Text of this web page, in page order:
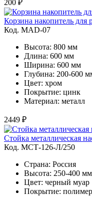
200 ₽
Корзина накопитель для
Код. MAD-07
Высота: 800 мм
Длина: 600 мм
Ширина: 600 мм
Глубина: 200-600
Цвет: хром
Покрытие: цинк
Материал: металл
2449 ₽
Стойка металлическая
Код. MСТ-126-Л/250
Страна: Россия
Высота: 250-400 мм
Цвет: черный муар
Покрытие: